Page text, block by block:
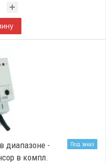
Под заказ
диапазоне -
в компл.